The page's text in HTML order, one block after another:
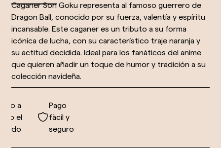
Caganer Son Goku representa al famoso guerrero de
Dragon Ball, conocido por su fuerza, valentía y espíritu
incansable. Este caganer es un tributo a su forma
icónica de lucha, con su característico traje naranja y
su actitud decidida. Ideal para los fanáticos del anime
que quieren añadir un toque de humor y tradición a su
colección navideña.
a
el
Pago
fàcil y
seguro